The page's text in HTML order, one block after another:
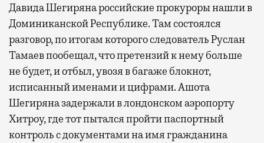
Давида Шегиряна российские прокуроры нашли в
Доминиканской Республике. Там состоялся
разговор, по итогам которого следователь Руслан
Тамаев пообещал, что претензий к нему больше
не будет, и отбыл, увозя в багаже блокнот,
исписанный именами и цифрами. Ашота
Шегиряна задержали в лондонском аэропорту
Хитроу, где тот пытался пройти паспортный
контроль с документами на имя гражданина